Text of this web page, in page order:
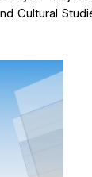
Cultural